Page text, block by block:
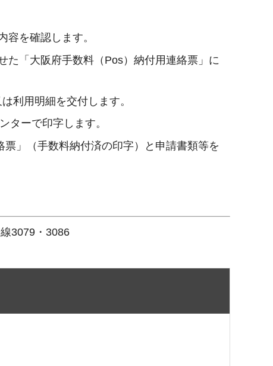
を確認します。
た「大阪府手数料（Pos）納付用連絡票」に
利用明細を交付します。
ターで印字します。
」（手数料納付済の印字）と申請書類等を
3079・3086